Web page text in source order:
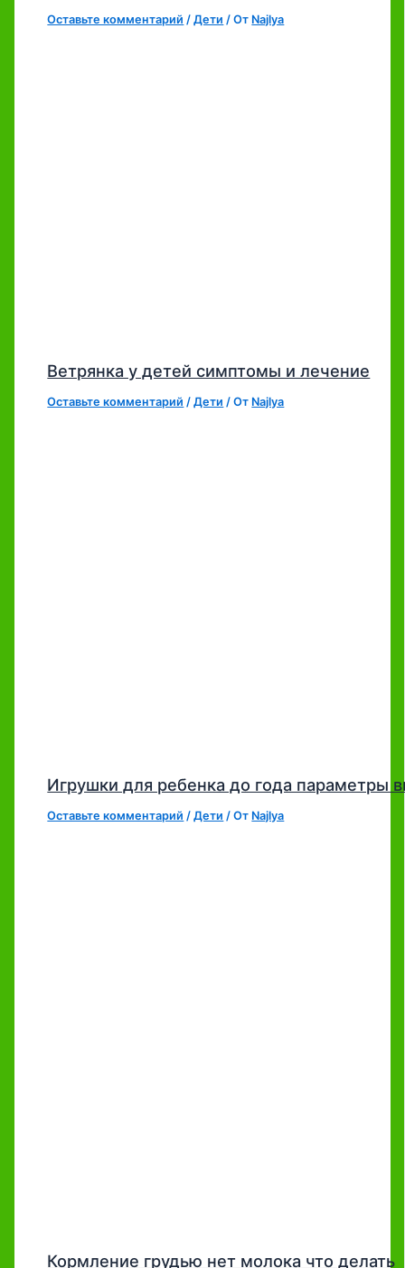
Оставьте комментарий /Дети / От Najlya
Ветрянка у детей симптомы и лечение
Оставьте комментарий /Дети / От Najlya
Игрушки для ребенка до года параметры
Оставьте комментарий /Дети / От Najlya
Кормление грудью нет молока что делать